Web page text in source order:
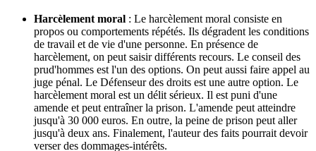
Harcèlement moral : Le harcèlement moral consiste en
propos ou comportements répétés. Ils dégradent les conditions
de travail et de vie d'une personne. En présence de
harcèlement, on peut saisir différents recours. Le conseil des
prud'hommes est l'un des options. On peut aussi faire appel au
juge pénal. Le Défenseur des droits est une autre option. Le
harcèlement moral est un délit sérieux. Il est puni d'une
amende et peut entraîner la prison. L'amende peut atteindre
jusqu'à 30 000 euros. En outre, la peine de prison peut aller
jusqu'à deux ans. Finalement, l'auteur des faits pourrait devoir
verser des dommages-intérêts.